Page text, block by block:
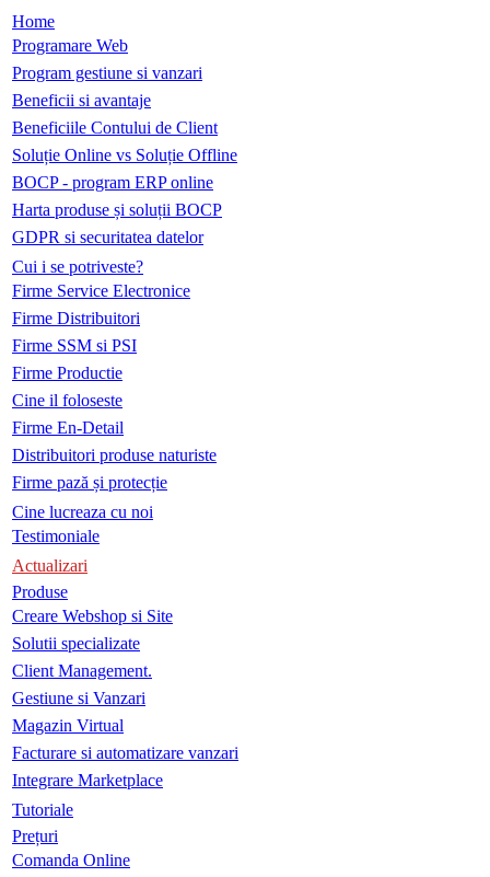
Home
Programare Web
Program gestiune si vanzari
Beneficii si avantaje
Beneficiile Contului de Client
Soluție Online vs Soluție Offline
BOCP - program ERP online
Harta produse și soluții BOCP
GDPR si securitatea datelor
Cui i se potriveste?
Firme Service Electronice
Firme Distribuitori
Firme SSM si PSI
Firme Productie
Cine il foloseste
Firme En-Detail
Distribuitori produse naturiste
Firme pază și protecție
Cine lucreaza cu noi
Testimoniale
Actualizari
Produse
Creare Webshop si Site
Solutii specializate
Client Management.
Gestiune si Vanzari
Magazin Virtual
Facturare si automatizare vanzari
Integrare Marketplace
Tutoriale
Prețuri
Comanda Online